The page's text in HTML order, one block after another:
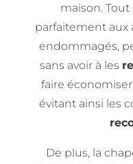
maison. Tout
parfaitement aux
endommagés,
sans avoir à les
faire
évitant ainsi les
De plus, la